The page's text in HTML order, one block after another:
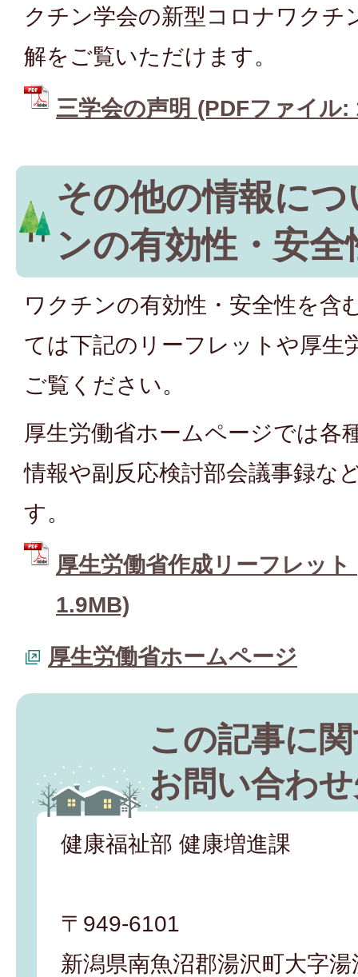
クチン学会の新型コロナワクチ
解をご覧いただけます。
三学会の声明 (PDFファイル:
その他の情報に
ンの有効性・安全
ワクチンの有効性・安全性を含
ては下記のリーフレットや厚生
ご覧ください。
厚生労働省ホームページでは各
情報や副反応検討部会議事録な
す。
厚生労働省作成リーフレッ
1.9MB)
厚生労働省ホームページ
この記事に
お問い合わ
健康福祉部 健康増進課
〒949-6101
新潟県南魚沼郡湯沢町大字